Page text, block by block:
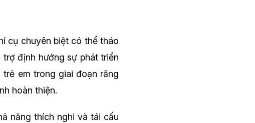
cụ chuyên biệt có thể tháo
định hướng sự phát triển
em trong giai đoạn răng
hoàn thiện.
năng thích nghi và tái cấu